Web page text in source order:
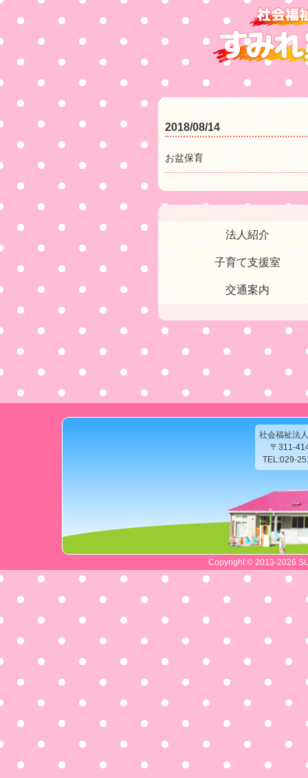
2018/08/14
お盆保育
法人紹介
子育て支援室
交通案内
社会福祉法
〒311-
TEL:029-
Copyright © 2013-2026